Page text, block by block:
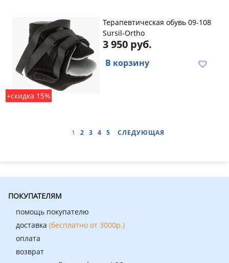
+скидка 15%
Терапевтическая обувь 09-108
Sursil-Ortho
3 950 руб.
В корзину
1 2 3 4 5 СЛЕДУЮЩАЯ
ПОКУПАТЕЛЯМ
помощь покупателю
доставка (бесплатно от 3000р.)
оплата
возврат